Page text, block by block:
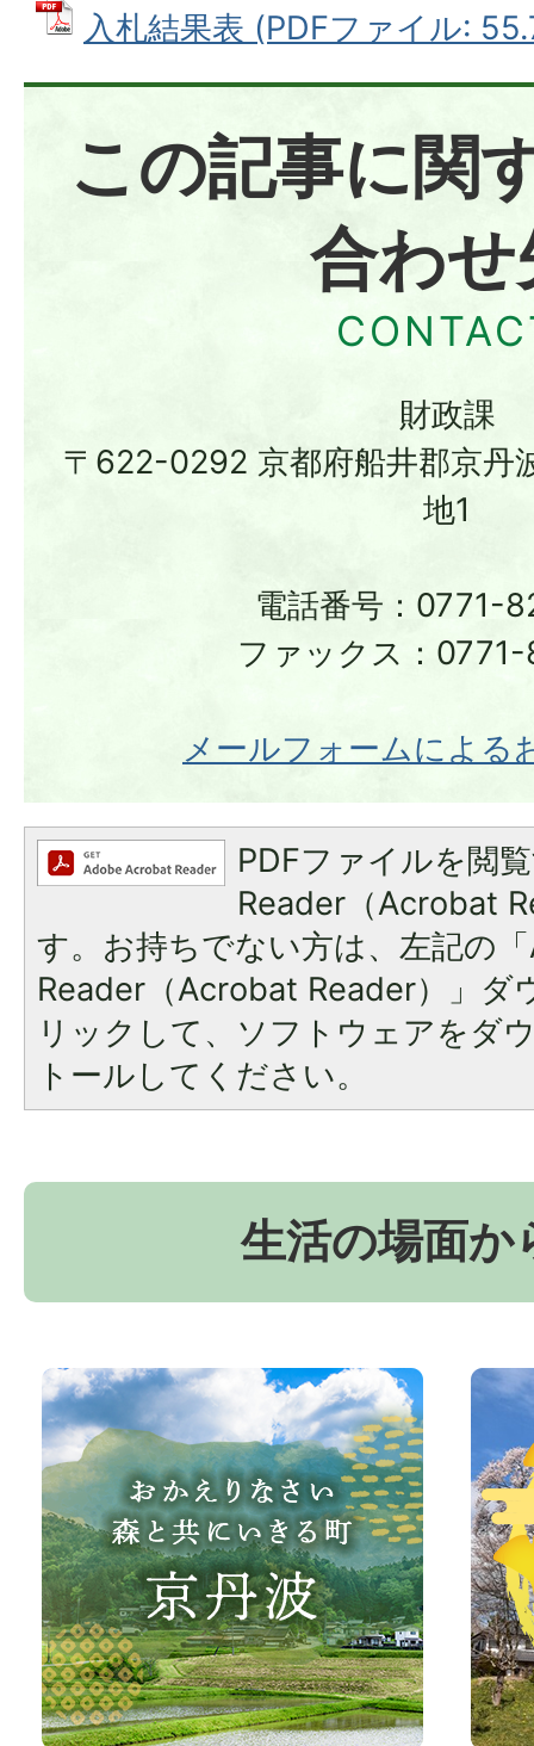
入札結果表 (PDFファイル:
この記事に関
合わせ
財政課
〒622-0292 京都府船井郡京丹
地1
電話番号：0771-
ファックス：
メールフォームによる
PDFファイルを閲
Reader（Acrobat
す。お持ちでない方は、左記の
Reader（Acrobat Reader）」ダ
リックして、ソフトウェアをダ
トールしてください。
生活の場面か
お
か
え
り
な
さ
い、
森
京
波
町
観
光
サ
イ